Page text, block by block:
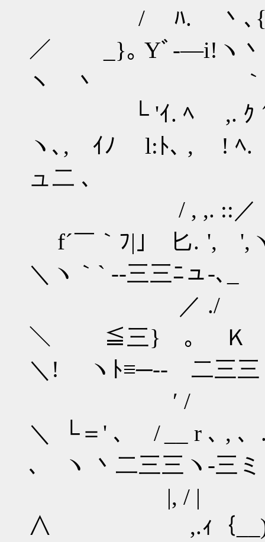
/ ﾊ. 丶､{ ,
／ _}｡ Yﾞ-―i!
ヽ 丶 ｀` ‐
└ 'ｲ. ﾍ ,.
ヽ､, ｲﾉ l:ﾄ､ , ! ﾍ.
ュ二 ､
/ , ,. ::
f´￣｀ﾌ|｣ 匕. ', ',
＼ヽ｀` ‐-三三ﾆュ-､_
／ ./
＼ ≦三} ｡ Ｋ ヽ.
＼! ヽﾄ≡─‐- 二三三
′ / ﾞ
＼ └＝' ､ / __ r ､ ,
､ ヽ 丶二三三ヽ‐三ミ
|, / |
∧ ,.ｨ｛